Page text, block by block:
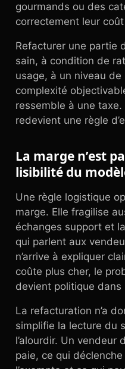
gourmands ou des
correctement leur
Refacturer une partie
sain, à condition de
usage, à un niveau de
complexité
ressemble à une taxe.
redevient une règle
La marge n’est
lisibilité du
Une règle logistique
marge. Elle fragilise
échanges support et
qui parlent aux
n’arrive à expliquer
coûte plus cher, le
devient politique dans
La refacturation n’a
simplifie la lecture du
l’alourdir. Un vendeur
paie, ce qui